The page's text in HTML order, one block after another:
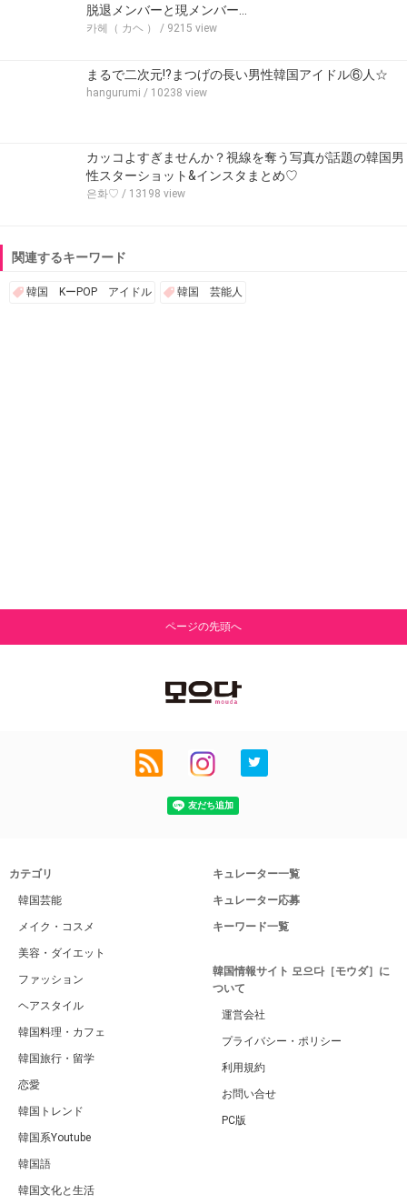
脱退メンバーと現メンバー…
카헤（ カヘ ） / 9215 view
まるで二次元!?まつげの長い男性韓国アイドル⑥人☆
hangurumi / 10238 view
カッコよすぎませんか？視線を奪う写真が話題の韓国男
性スターショット&インスタまとめ♡
은화♡ / 13198 view
関連するキーワード
韓国 KーPOP アイドル 韓国 芸能人
ページの先頭へ
カテゴリ
韓国芸能
メイク・コスメ
美容・ダイエット
ファッション
ヘアスタイル
韓国料理・カフェ
韓国旅行・留学
恋愛
韓国トレンド
韓国系Youtube
韓国語
韓国文化と生活
キュレーター一覧
キュレーター応募
キーワード一覧
韓国情報サイト 모으다［モウダ］に
ついて
運営会社
プライバシー・ポリシー
利用規約
お問い合せ
PC版